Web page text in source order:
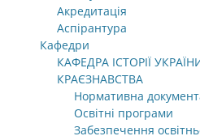
Акредитація
Аспірантура
Кафедри
КАФЕДРА ІСТОРІЇ
КРАЄЗНАВСТВА
Нормативна
Освітні програми
Забезпечення